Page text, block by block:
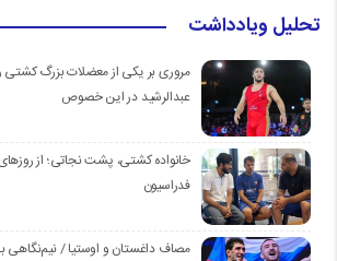
تحلیل ویادداشت
مروری بر یکی از معضلات بزرگ
عبدالرشید در این خصوص
خانواده کشتی، پشت نجاتی؛ از
فدراسیون
مصاف داغستان و اوستیا / نیم‌نگاهی